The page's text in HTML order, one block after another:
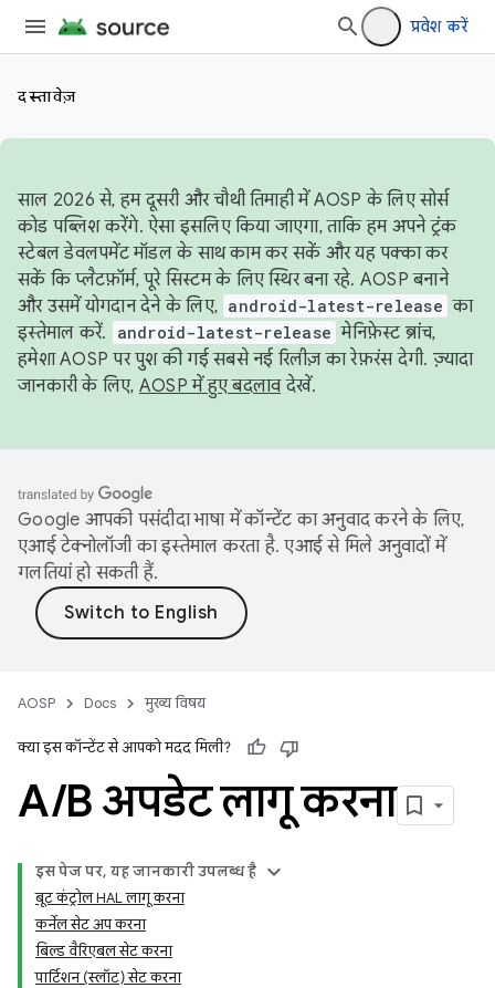
प्रवेश करें
दस्तावेज़
साल 2026 से, हम दूसरी और चौथी तिमाही में AOSP के लिए सोर्स
कोड पब्लिश करेंगे. ऐसा इसलिए किया जाएगा, ताकि हम अपने ट्रंक
स्टेबल डेवलपमेंट मॉडल के साथ काम कर सकें और यह पक्का कर
सकें कि प्लैटफ़ॉर्म, पूरे सिस्टम के लिए स्थिर बना रहे. AOSP बनाने
और उसमें योगदान देने के लिए, android-latest-release का
इस्तेमाल करें.
android-latest-release मेनिफ़ेस्ट ब्रांच,
हमेशा AOSP पर पुश की गई सबसे नई रिलीज़ का रेफ़रंस देगी. ज़्यादा
जानकारी के लिए, AOSP में हुए बदलावदेखें.
Google आपकी पसंदीदा भाषा में कॉन्टेंट का अनुवाद करने के लिए,
एआई टेक्नोलॉजी का इस्तेमाल करता है. एआई से मिले अनुवादों में
गलतियां हो सकती हैं.
AOSP Docs मुख्य विषय
क्या इस कॉन्टेंट से आपको मदद मिली?
A/B अपडेट लागू करना
इस पेज पर, यह जानकारी उपलब्ध है
बूट कंट्रोल HAL लागू करना
कर्नेल सेट अप करना
बिल्ड वैरिएबल सेट करना
पार्टिशन (स्लॉट) सेट करना